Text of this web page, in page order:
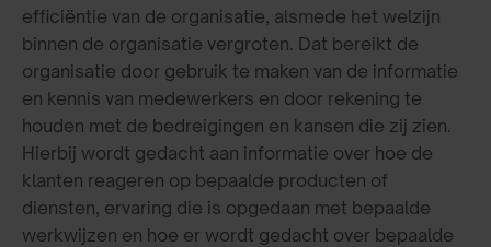
efficiëntie van de organisatie, alsmede het welzijn
binnen de organisatie vergroten. Dat bereikt de
organisatie door gebruik te maken van de informatie
en kennis van medewerkers en door rekening te
houden met de bedreigingen en kansen die zij zien.
Hierbij wordt gedacht aan informatie over hoe de
klanten reageren op bepaalde producten of
diensten, ervaring die is opgedaan met bepaalde
werkwijzen en hoe er wordt gedacht over bepaalde